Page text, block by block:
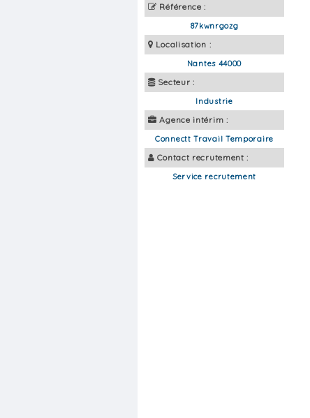
Référence :
87kwnrgozg
Localisation :
Nantes 44000
Secteur :
Industrie
Agence intérim :
Connectt Travail Temporaire
Contact recrutement :
Service recrutement